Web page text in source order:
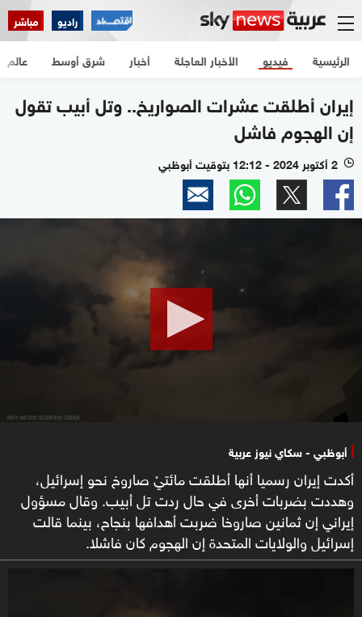
راديو مباشر
الرئيسية الأخبار العاجلة أخبار شرق أوسط عالم فيديو
إيران أطلقت عشرات الصواريخ.. وتل أبيب تقول
إن الهجوم فاشل
l 2 أكتوبر 2024 - 12:12 بتوقيت أبوظبي
أبوظبي - سكاي نيوز عربية
أكدت إيران رسميا أنها أطلقت مائتيْ صاروخ نحو إسرائيل،
وهددت بضربات أخرى في حال ردت تل أبيب. وقال مسؤول
إيراني إن ثمانين صاروخا ضربت أهدافها بنجاح، بينما قالت
إسرائيل والولايات المتحدة إن الهجوم كان فاشلا.